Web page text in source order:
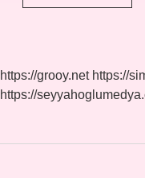
Nedir
https://grooy.net https://
https://